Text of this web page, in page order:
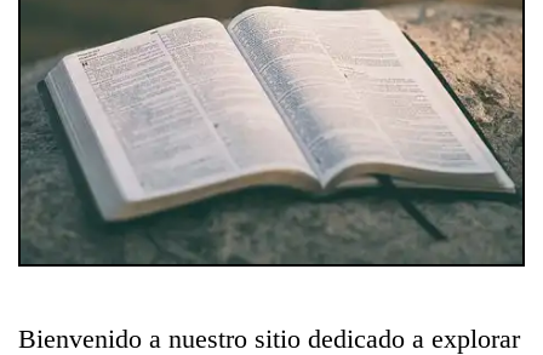
Bienvenido a nuestro sitio dedicado a explorar